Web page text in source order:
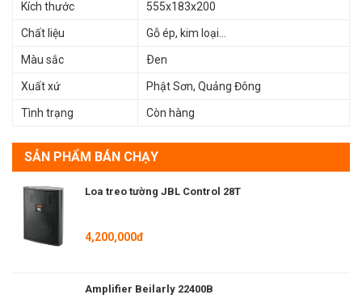
»Xem Thêm : Giá dàn karaoke
Cam Kết Khi Mua Hàng Tại Beilarly
Thông số kỹ thuật chi tiết Loa Karaoke Beilarly K-553
Kích thước 555x183x200
Chất liệu Gỗ ép, kim loại...
Màu sắc Ðen
Xuất xứ Phật Sơn, Quảng Đông
Tình trạng Còn hàng
SẢN PHẨM BÁN CHẠY
Loa treo tường JBL Control 28T
4,200,000đ
Amplifier Beilarly 22400B